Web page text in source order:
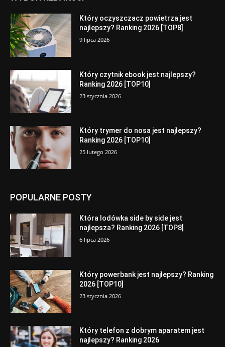
Który oczyszczacz powietrza jest
najlepszy? Ranking 2026 [TOP8]
9 lipca 2026
Który czytnik ebook jest najlepszy?
Ranking 2026 [TOP10]
23 stycznia 2026
Który trymer do nosa jest najlepszy?
Ranking 2026 [TOP10]
25 lutego 2026
POPULARNE POSTY
Która lodówka side by side jest
najlepsza? Ranking 2026 [TOP8]
6 lipca 2026
Który powerbank jest najlepszy? Ranking
2026 [TOP10]
23 stycznia 2026
Który telefon z dobrym aparatem jest
najlepszy? Ranking 2026